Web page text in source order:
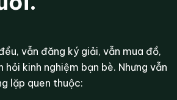
vẫn đăng ký giải, vẫn mua đồ,
kinh nghiệm bạn bè. Nhưng vẫn
lặp quen thuộc: